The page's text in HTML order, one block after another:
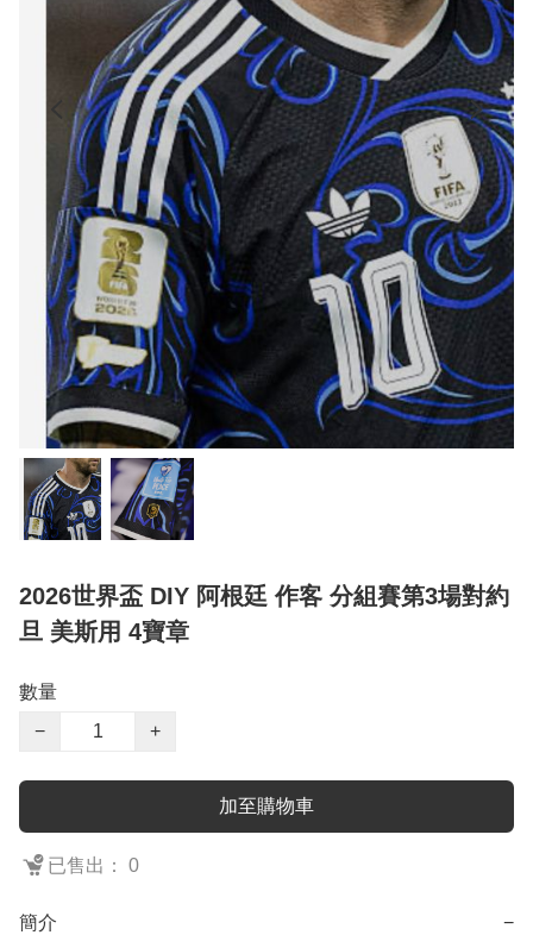
2026世界盃 DIY 阿根廷 作客 分組賽第3場對約
旦 美斯用 4寶章
數量
−
+
加至購物車
已售出： 0
簡介 −